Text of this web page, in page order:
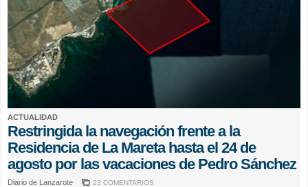
ACTUALIDAD
Restringida la navegación frente a la
Residencia de La Mareta hasta el 24 de
agosto por las vacaciones de Pedro Sánchez
Diario de Lanzarote 23 COMENTARIOS